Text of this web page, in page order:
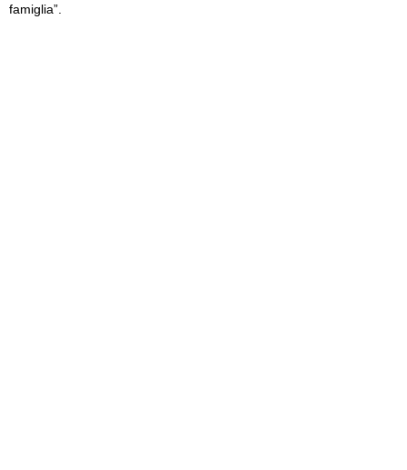
famiglia”.